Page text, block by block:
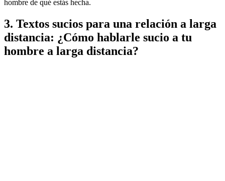
hombre de qué estás hecha.
3. Textos sucios para una relación a larga
distancia: ¿Cómo hablarle sucio a tu
hombre a larga distancia?